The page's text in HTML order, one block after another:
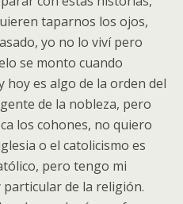
taparnos los ojos,
yo no lo viví pero
se monto cuando
hoy es algo de la orden del
de la nobleza, pero
los cohones, no quiero
o el catolicismo es
pero tengo mi
de la religión.